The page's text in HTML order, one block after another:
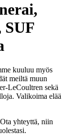
SUF
kuuluu myös
meiltä muun
LeCoultren sekä
Valikoima elää
yhteyttä, niin